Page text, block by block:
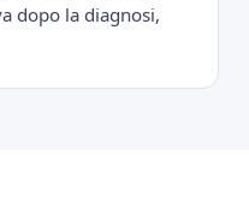
dopo la diagnosi,